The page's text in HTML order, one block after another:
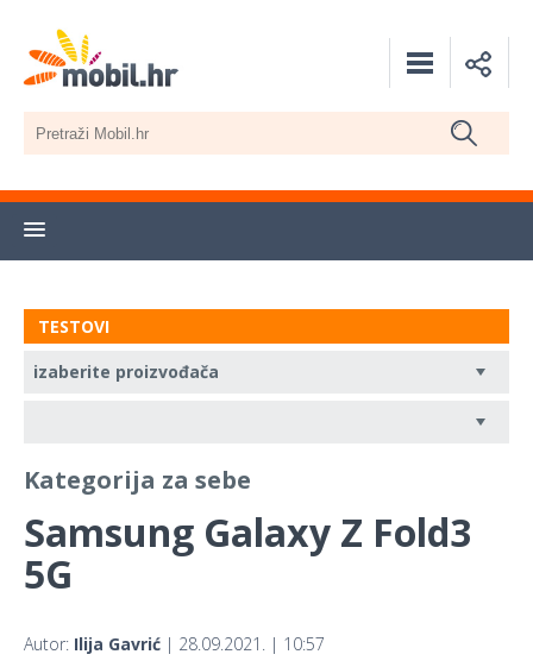
TESTOVI
Kategorija za sebe
Samsung Galaxy Z Fold3
5G
Autor: Ilija Gavrić | 28.09.2021. | 10:57